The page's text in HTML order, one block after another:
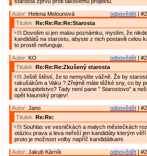
odpovědět |
Autor: Helena Melounová
Titulek: Re:Re:Re:Re:Starosta
Dovolím si jen malou poznámku, myslím, že
kandidátů na starostu, abyste z nich postavili celou
to prostě nefunguje.
odpovědět |
Autor: KO
Titulek: Re:Re:Re:Zkušený starosta
Ještě štěstí, že to nemyslíte vážně. Že by
rakušákům a Vaku ? Zřejmě máte těžké sny, co by
a zastupitelstvo? Tady není pane " Starostovo" a
opět klaunský projev!
odpovědět |
Autor: Jano
Titulek: Re:Re:
Souhlas ve vesničkách a malych městečkách
otázku prava a leva neřeší jen kandidáty kterým
proto je možnost volby napříč kandidátkami
odpovědět |
Autor: Jakub Kárník